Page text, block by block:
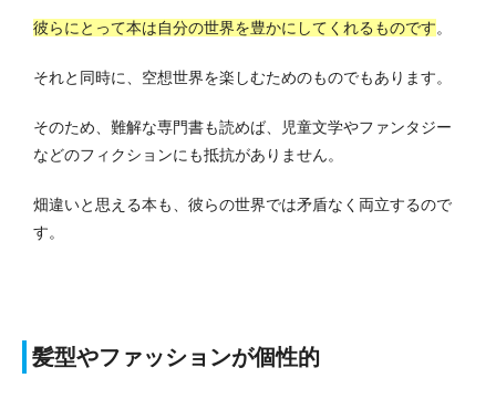
彼らにとって本は自分の世界を豊かにしてくれるものです。
それと同時に、空想世界を楽しむためのものでもあります。
そのため、難解な専門書も読めば、児童文学やファンタジー
などのフィクションにも抵抗がありません。
畑違いと思える本も、彼らの世界では矛盾なく両立するので
す。
髪型やファッションが個性的